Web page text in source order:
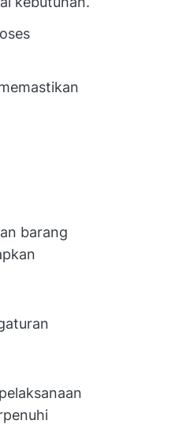
barang